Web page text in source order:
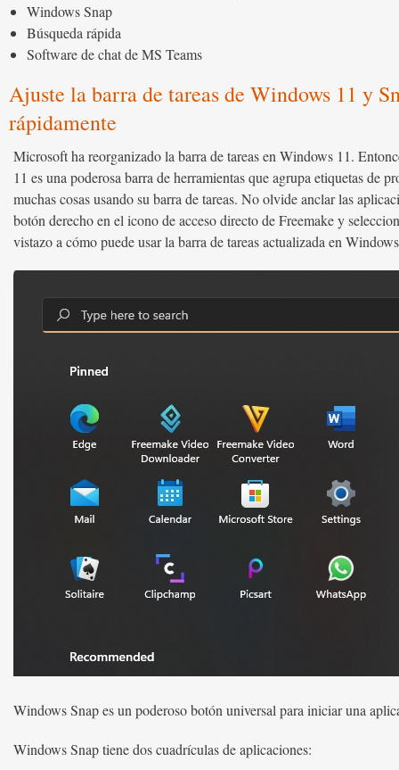
Windows Snap
Búsqueda rápida
Software de chat de MS Teams
Ajuste la barra de tareas de Windows 11 y
rápidamente
Microsoft ha reorganizado la barra de tareas en Windows 11.
11 es una poderosa barra de herramientas que agrupa etiquetas de
muchas cosas usando su barra de tareas. No olvide anclar las
botón derecho en el icono de acceso directo de Freemake y
vistazo a cómo puede usar la barra de tareas actualizada en
Windows Snap es un poderoso botón universal para iniciar una
Windows Snap tiene dos cuadrículas de aplicaciones: